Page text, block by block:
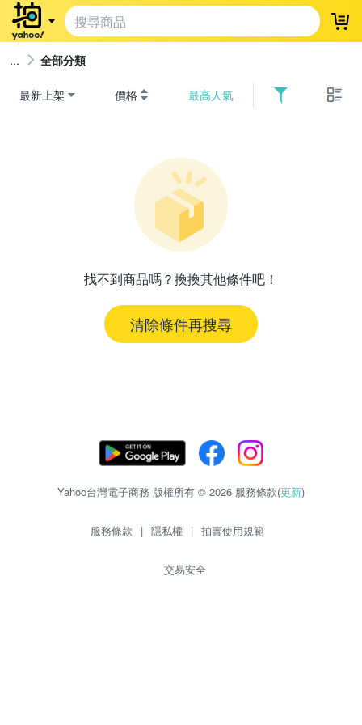
登
全部分類
最新上架 價格 最高人氣
找不到商品嗎？換換其他條件吧！
清除條件再搜尋
Yahoo台灣電子商務 版權所有 © 2026 服務條款(更新)
服務條款 | 隱私權 | 拍賣使用規範
交易安全